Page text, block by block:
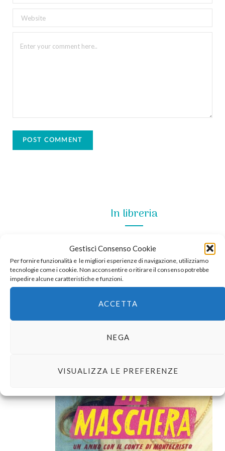
Gestisci Consenso Cookie
Per fornire funzionalità e le migliori esperienze di navigazione, utilizziamo
tecnologie come i cookie. Non acconsentire o ritirare il consenso potrebbe
impedire alcune caratteristiche e funzioni.
ACCETTA
NEGA
VISUALIZZA LE PREFERENZE
In libreria